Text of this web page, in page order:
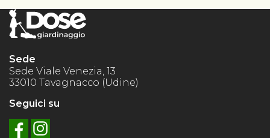
Sede
Sede Viale Venezia, 13
33010 Tavagnacco (Udine)
Seguici su